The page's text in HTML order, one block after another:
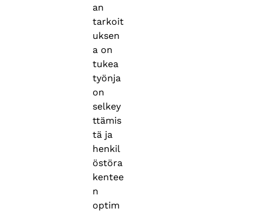
an
tarkoit
uksen
a on
tukea
työnja
on
selkey
ttämis
tä ja
henkil
östöra
kentee
n
optim